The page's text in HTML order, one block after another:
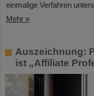
einmalige Verfahren
Mehr »
Auszeichnung:
ist „Affiliate